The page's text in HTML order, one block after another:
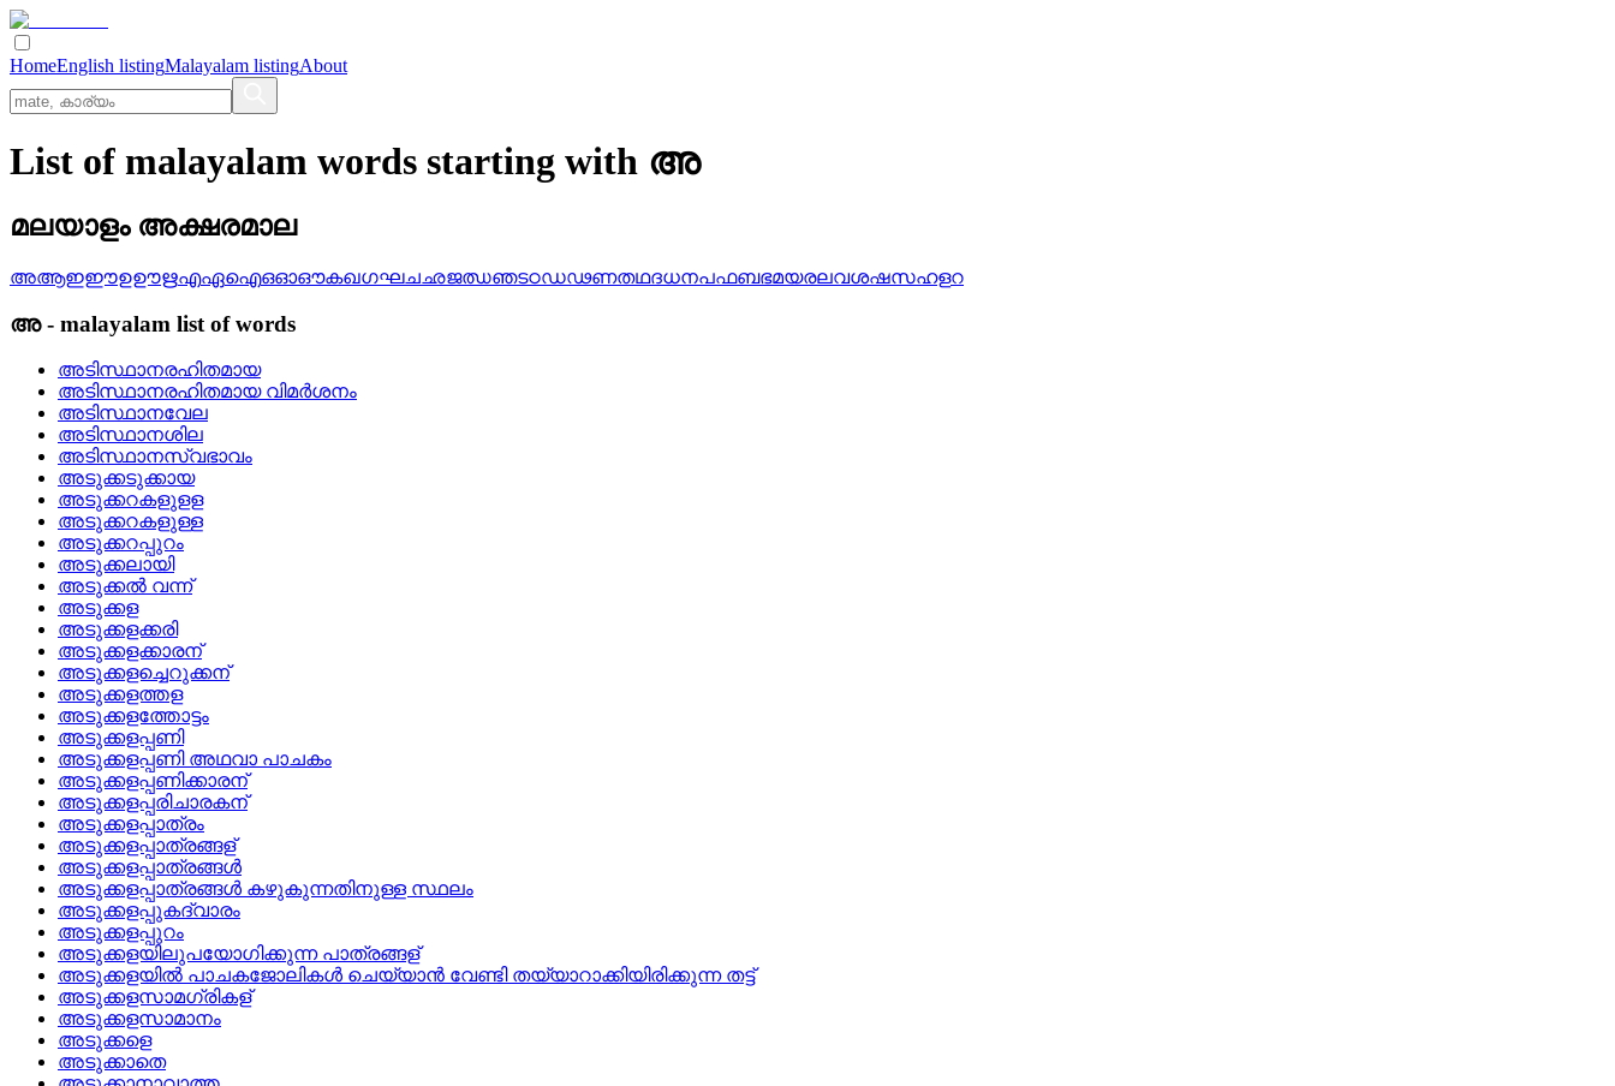
HomeEnglish listingMalayalam listingAbout
List of malayalam words starting with അ
മലയാളം അക്ഷരമാല
അആഇഈഉഊഋഎഏഐഒഓഔകഖഗഘചഛജഝഞടഠഡഢണതഥദധനപഫബഭമയരലവശഷസഹളറ
അ- malayalam list of words
അടിസ്ഥാനരഹിതമായ
അടിസ്ഥാനരഹിതമായ വിമര്‍ശനം
അടിസ്ഥാനവേല
അടിസ്ഥാനശില
അടിസ്ഥാനസ്വഭാവം
അടുക്കടുക്കായ
അടുക്കറകളുളള
അടുക്കറകളുള്ള
അടുക്കറപ്പുറം
അടുക്കലായി
അടുക്കല്‍ വന്ന്
അടുക്കള
അടുക്കളക്കരി
അടുക്കളക്കാരന്
അടുക്കളച്ചെറുക്കന്
അടുക്കളത്തള
അടുക്കളത്തോട്ടം
അടുക്കളപ്പണി
അടുക്കളപ്പണി അഥവാ പാചകം
അടുക്കളപ്പണിക്കാരന്
അടുക്കളപ്പരിചാരകന്
അടുക്കളപ്പാത്രം
അടുക്കളപ്പാത്രങ്ങള്
അടുക്കളപ്പാത്രങ്ങള്‍
അടുക്കളപ്പാത്രങ്ങള്‍ കഴുകുന്നതിനുള്ള സ്ഥലം
അടുക്കളപ്പുകദ്വാരം
അടുക്കളപ്പുറം
അടുക്കളയിലുപയോഗിക്കുന്ന പാത്രങ്ങള്
അടുക്കളയില്‍ പാചകജോലികള്‍ ചെയ്യാന്‍ വേണ്ടി തയ്യാറാക്കിയിരിക്കുന്ന തട്ട്
അടുക്കളസാമഗ്രികള്
അടുക്കളസാമാനം
അടുക്കളെ
അടുക്കാതെ